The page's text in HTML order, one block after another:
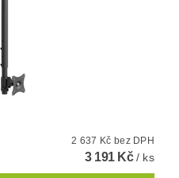
2 637 Kč bez DPH
3 191 Kč/ ks